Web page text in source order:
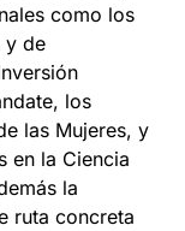
como los
y de
los
las Mujeres, y
en la Ciencia
la
ruta concreta